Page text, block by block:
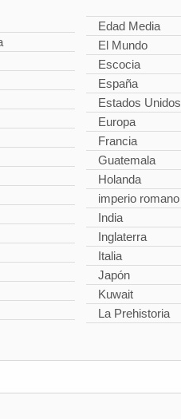
Edad Media
El Mundo
Escocia
España
Estados Unidos
Europa
Francia
Guatemala
Holanda
imperio romano
India
Inglaterra
Italia
Japón
Kuwait
La Prehistoria